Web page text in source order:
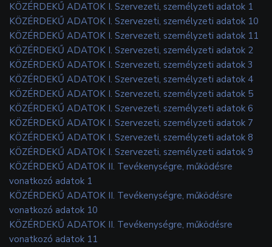
KÖZÉRDEKŰ ADATOK I. Szervezeti, személyzeti adatok 1
KÖZÉRDEKŰ ADATOK I. Szervezeti, személyzeti adatok 10
KÖZÉRDEKŰ ADATOK I. Szervezeti, személyzeti adatok 11
KÖZÉRDEKŰ ADATOK I. Szervezeti, személyzeti adatok 2
KÖZÉRDEKŰ ADATOK I. Szervezeti, személyzeti adatok 3
KÖZÉRDEKŰ ADATOK I. Szervezeti, személyzeti adatok 4
KÖZÉRDEKŰ ADATOK I. Szervezeti, személyzeti adatok 5
KÖZÉRDEKŰ ADATOK I. Szervezeti, személyzeti adatok 6
KÖZÉRDEKŰ ADATOK I. Szervezeti, személyzeti adatok 7
KÖZÉRDEKŰ ADATOK I. Szervezeti, személyzeti adatok 8
KÖZÉRDEKŰ ADATOK I. Szervezeti, személyzeti adatok 9
KÖZÉRDEKŰ ADATOK II. Tevékenységre, működésre
vonatkozó adatok 1
KÖZÉRDEKŰ ADATOK II. Tevékenységre, működésre
vonatkozó adatok 10
KÖZÉRDEKŰ ADATOK II. Tevékenységre, működésre
vonatkozó adatok 11